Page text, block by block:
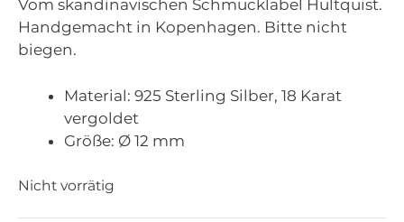
Vom skandinavischen Schmucklabel Hultquist.
Handgemacht in Kopenhagen. Bitte nicht
biegen.
Material: 925 Sterling Silber, 18 Karat
vergoldet
Größe: Ø 12 mm
Nicht vorrätig